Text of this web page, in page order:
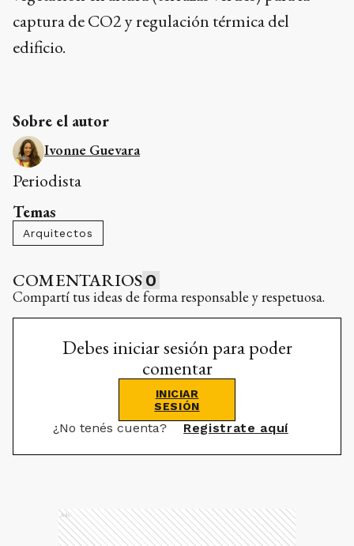
captura de CO2 y regulación térmica del
edificio.
Sobre el autor
Ivonne Guevara
Periodista
Temas
Arquitectos
COMENTARIOS 0
Compartí tus ideas de forma responsable y respetuosa.
Debes iniciar sesión para poder
comentar
INICIAR
SESIÓN
¿No tenés cuenta? Registrate aquí
Ads